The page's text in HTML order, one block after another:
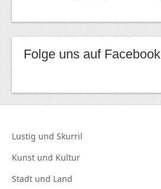
Folge uns auf Facebook
Lustig und Skurril
Kunst und Kultur
Stadt und Land